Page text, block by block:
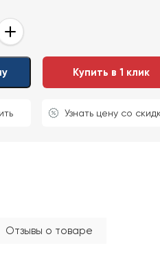
Купить в 1 клик
Узнать цену со
Отзывы о товаре